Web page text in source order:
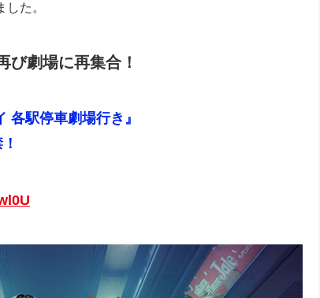
した。
び劇場に再集合！
各駅停車劇場行き』